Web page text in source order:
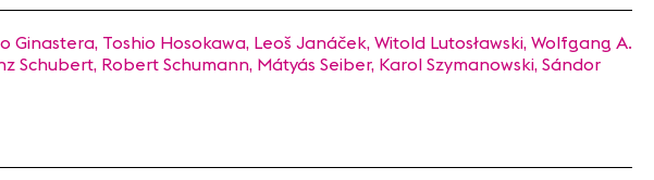
Toshio Hosokawa, Leoš Janáček, Witold Lutosławski, Wolfgang A.
Schubert, Robert Schumann, Mátyás Seiber, Karol Szymanowski, Sándor